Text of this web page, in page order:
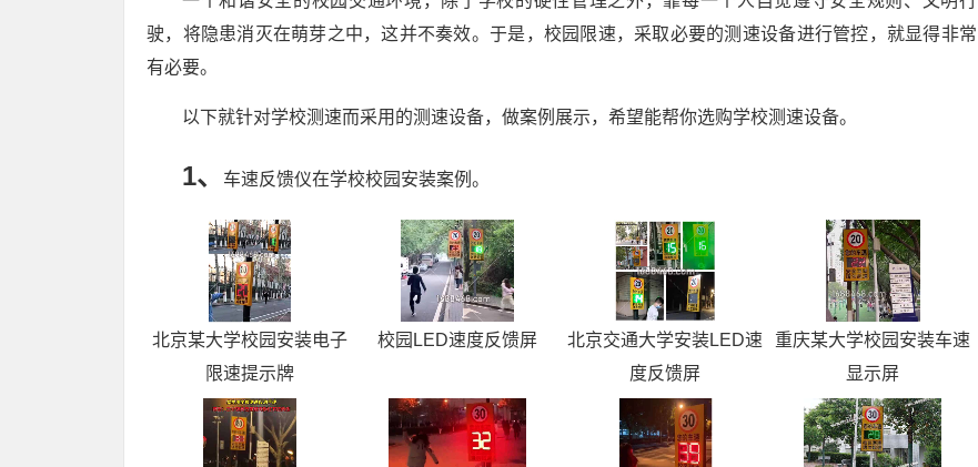
驶，将隐患消灭在萌芽之中，这并不奏效。于是，校园限速，采取必要的测速设备进行管控，就显得非常
有必要。
以下就针对学校测速而采用的测速设备，做案例展示，希望能帮你选购学校测速设备。
1、 车速反馈仪在学校校园安装案例。
北京某大学校园安装电子
限速提示牌
校园LED速度反馈屏
北京交通大学安装LED速
度反馈屏
重庆某大学校园安装车速
显示屏